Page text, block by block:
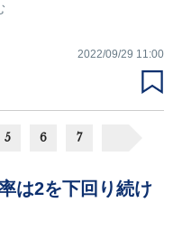
2022/09/29 11:00
5 6 7
は2を下回り続け